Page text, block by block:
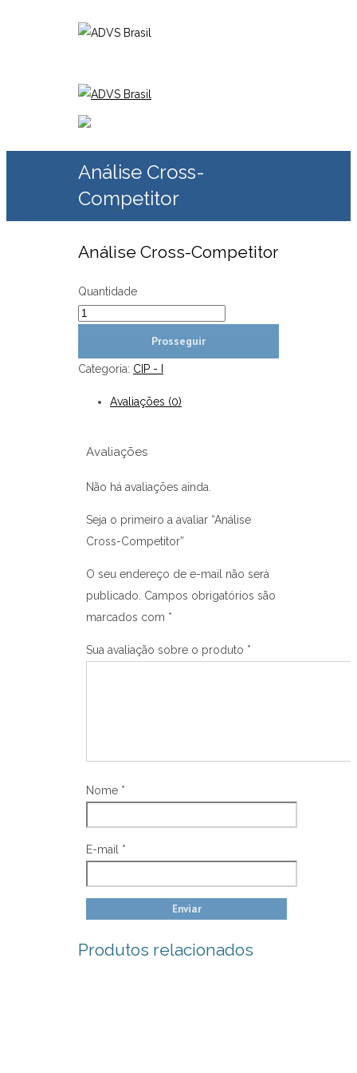
Análise Cross-
Competitor
Análise Cross-Competitor
Quantidade
Prosseguir
Categoria: CIP - I
Avaliações (0)
Avaliações
Não há avaliações ainda.
Seja o primeiro a avaliar “Análise
Cross-Competitor”
O seu endereço de e-mail não será
publicado. Campos obrigatórios são
marcados com *
Sua avaliação sobre o produto *
Nome *
E-mail *
Produtos relacionados